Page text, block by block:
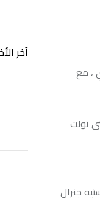
، مع
تولت
سوستيه جنرال
آخر